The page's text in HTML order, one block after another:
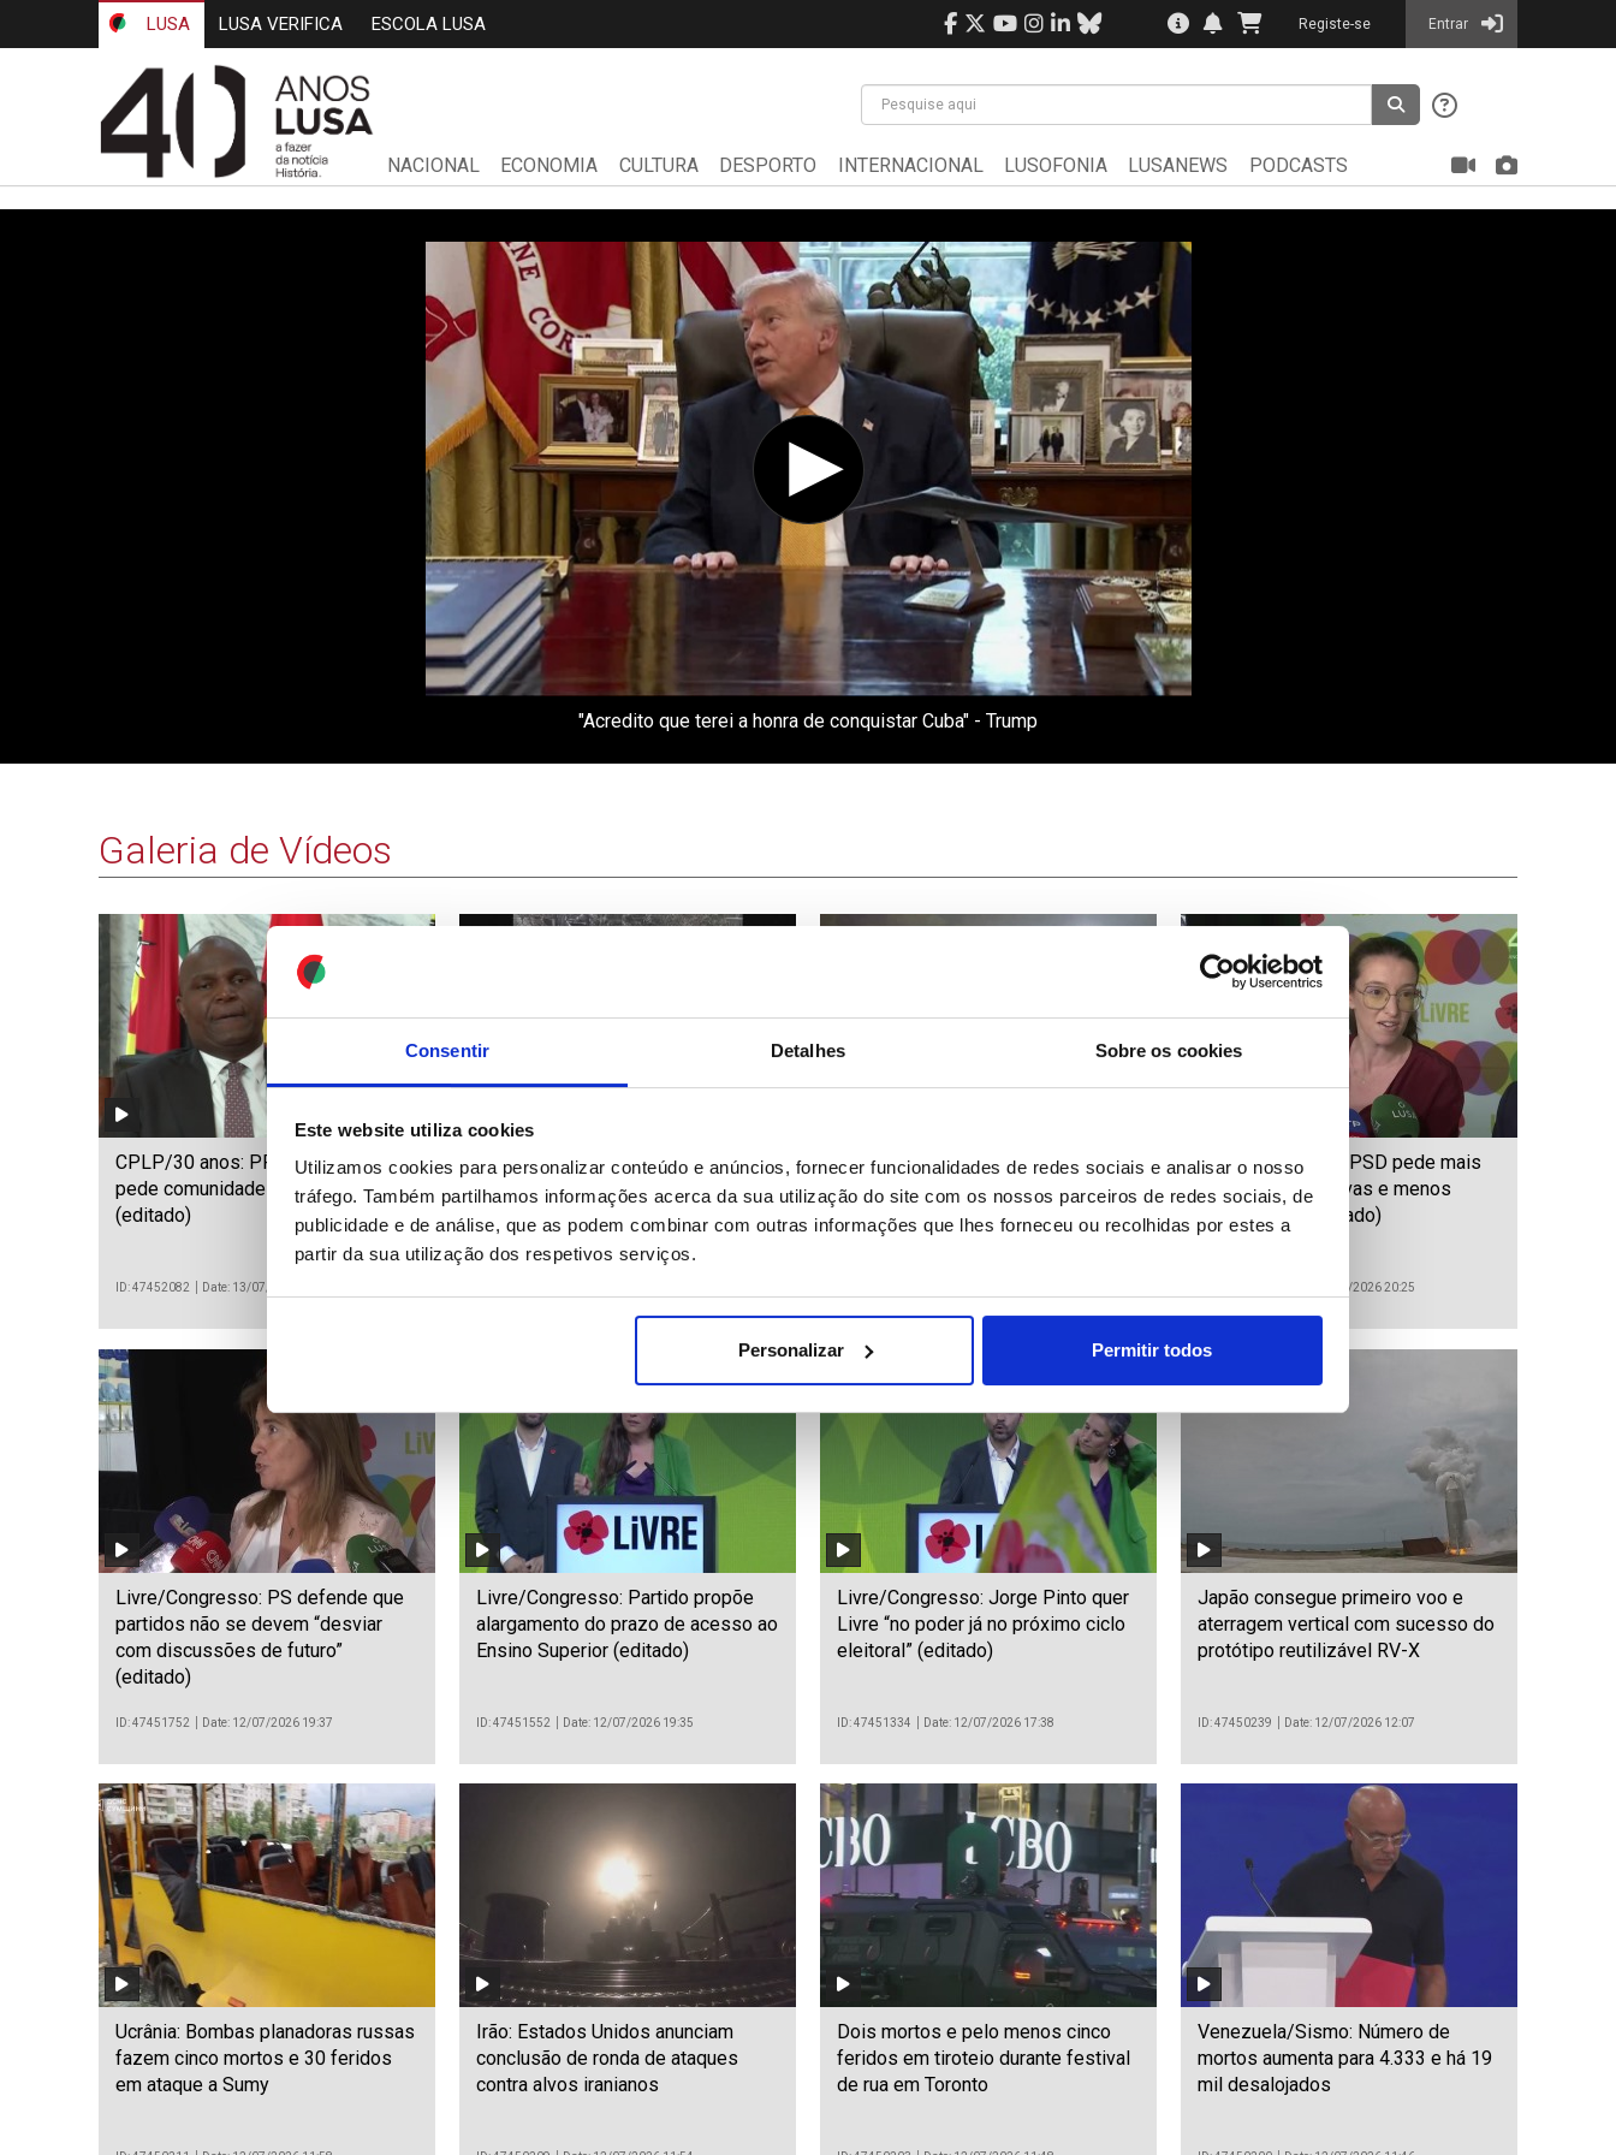
Consentir Detalhes Sobre os cookies
Este website utiliza cookies
Utilizamos cookies para personalizar conteúdo e anúncios, fornecer funcionalidades de redes sociais e analisar o nosso
tráfego. Também partilhamos informações acerca da sua utilização do site com os nossos parceiros de redes sociais, de
publicidade e de análise, que as podem combinar com outras informações que lhes forneceu ou recolhidas por estes a
partir da sua utilização dos respetivos serviços.
Personalizar Permitir todos
LUSA LUSA VERIFICA ESCOLA LUSA Registe-se Entrar
NACIONAL ECONOMIA CULTURA DESPORTO INTERNACIONAL LUSOFONIA LUSANEWS PODCASTS
"Acredito que terei a honra de conquistar Cuba" - Trump
Galeria de Vídeos
CPLP/30 anos: PR de Moçambique
pede comunidade de solidariedade
(editado)
ID: 47452082 Date: 13/07/2026 05:00
Equipas de emergência
inspecionam encostas
carbonizadas na sequência dos
incêndios florestais em Almería
Incêndio num bar em Banguecoque
faz pelo menos 27 mortos
Livre/Congresso: PSD pede mais
“críticas construtivas e menos
polarização” (editado)
Date: 12/07/2026 20:25
Livre/Congresso: PS defende que
partidos não se devem “desviar
com discussões de futuro”
(editado)
ID: 47451752 Date: 12/07/2026 19:37
Livre/Congresso: Partido propõe
alargamento do prazo de acesso ao
Ensino Superior (editado)
ID: 47451552 Date: 12/07/2026 19:35
Livre/Congresso: Jorge Pinto quer
Livre “no poder já no próximo ciclo
eleitoral” (editado)
ID: 47451334 Date: 12/07/2026 17:38
Japão consegue primeiro voo e
aterragem vertical com sucesso do
protótipo reutilizável RV-X
ID: 47450239 Date: 12/07/2026 12:07
Ucrânia: Bombas planadoras russas
fazem cinco mortos e 30 feridos
em ataque a Sumy
Irão: Estados Unidos anunciam
conclusão de ronda de ataques
contra alvos iranianos
Dois mortos e pelo menos cinco
feridos em tiroteio durante festival
de rua em Toronto
Venezuela/Sismo: Número de
mortos aumenta para 4.333 e há 19
mil desalojados